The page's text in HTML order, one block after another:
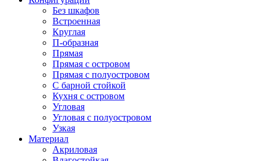
Без шкафов
Встроенная
Круглая
П-образная
Прямая
Прямая с островом
Прямая с полуостровом
С барной стойкой
Кухня с островом
Угловая
Угловая с полуостровом
Узкая
Материал
Акриловая